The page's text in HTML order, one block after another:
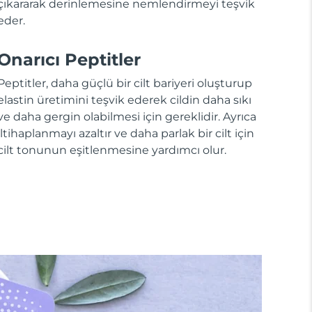
derinlemesine nemlendirmeyi teşvik
Peptitler
daha güçlü bir cilt bariyeri oluşturup
üretimini teşvik ederek cildin daha sıkı
daha gergin olabilmesi için gereklidir. Ayrıca
azaltır ve daha parlak bir cilt için
tonunun eşitlenmesine yardımcı olur.